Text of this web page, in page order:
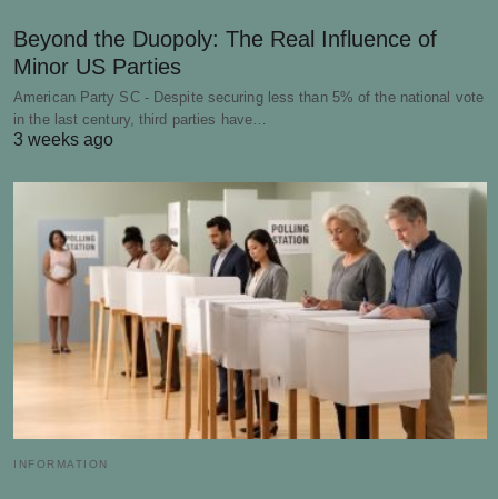
Beyond the Duopoly: The Real Influence of
Minor US Parties
American Party SC - Despite securing less than 5% of the national vote
in the last century, third parties have…
3 weeks ago
INFORMATION